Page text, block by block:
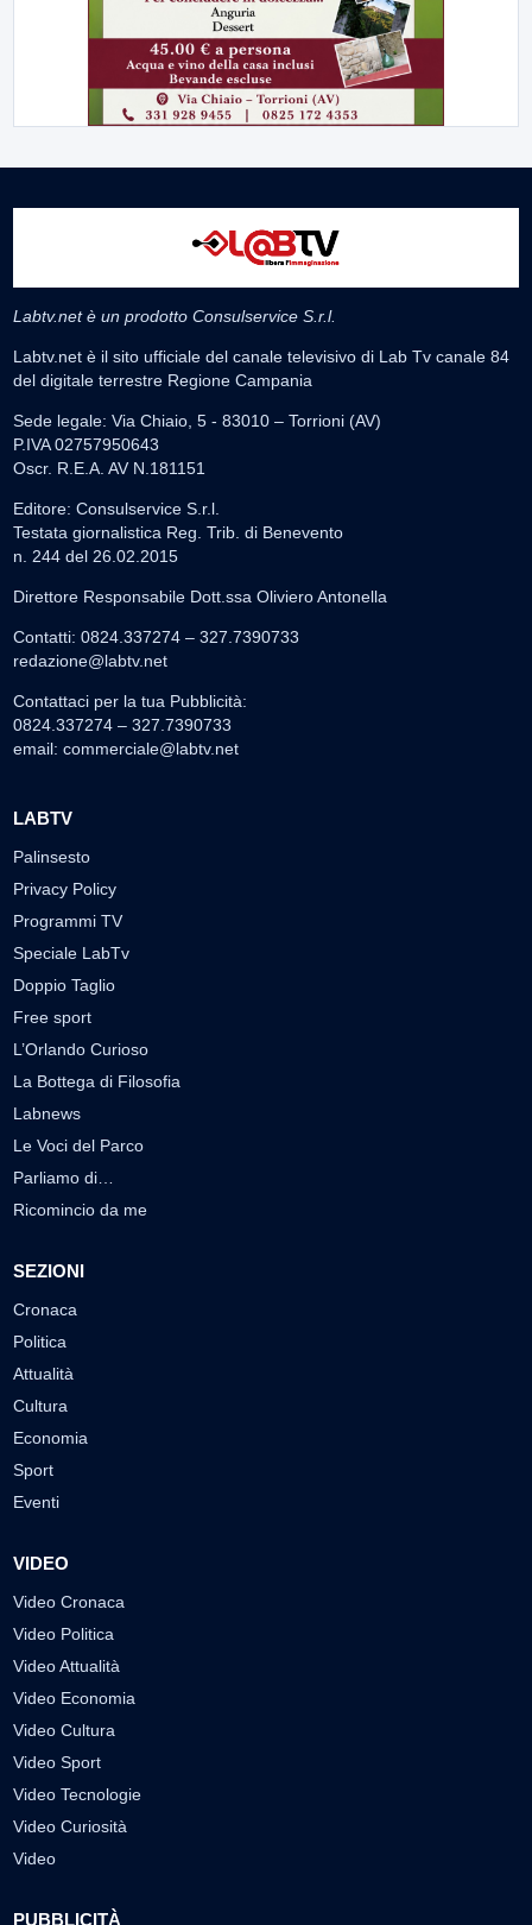
Labtv.net è un prodotto Consulservice S.r.l.
Labtv.net è il sito ufficiale del canale televisivo di Lab Tv canale 84
del digitale terrestre Regione Campania
Sede legale: Via Chiaio, 5 - 83010 – Torrioni (AV)
P.IVA 02757950643
Oscr. R.E.A. AV N.181151
Editore: Consulservice S.r.l.
Testata giornalistica Reg. Trib. di Benevento
n. 244 del 26.02.2015
Direttore Responsabile Dott.ssa Oliviero Antonella
Contatti: 0824.337274 – 327.7390733
redazione@labtv.net
Contattaci per la tua Pubblicità:
0824.337274 – 327.7390733
email: commerciale@labtv.net
LABTV
Palinsesto
Privacy Policy
Programmi TV
Speciale LabTv
Doppio Taglio
Free sport
L’Orlando Curioso
La Bottega di Filosofia
Labnews
Le Voci del Parco
Parliamo di…
Ricomincio da me
SEZIONI
Cronaca
Politica
Attualità
Cultura
Economia
Sport
Eventi
VIDEO
Video Cronaca
Video Politica
Video Attualità
Video Economia
Video Cultura
Video Sport
Video Tecnologie
Video Curiosità
Video
PUBBLICITÀ